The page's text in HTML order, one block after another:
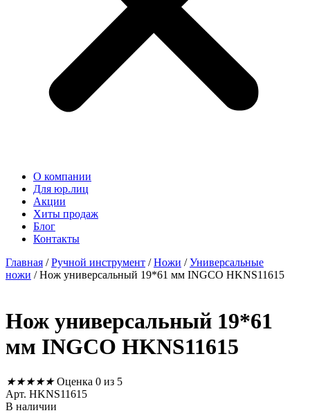
О компании
Для юр.лиц
Акции
Хиты продаж
Блог
Контакты
Главная /Ручной инструмент /Ножи /Универсальные
ножи / Нож универсальный 19*61 мм INGCO HKNS11615
Нож универсальный 19*61
мм INGCO HKNS11615
★★★★★ Оценка 0 из 5
Арт. HKNS11615
В наличии